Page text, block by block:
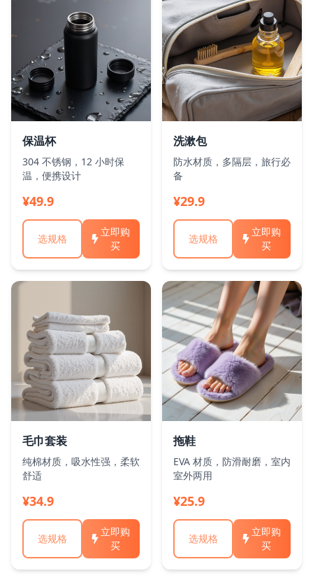
保温杯
304 不锈钢，12 小时保
温，便携设计
¥49.9
选规格
立即购
买
洗漱包
防水材质，多隔层，旅行必
备
¥29.9
选规格
立即购
买
毛巾套装
纯棉材质，吸水性强，柔软
舒适
¥34.9
选规格
立即购
买
拖鞋
EVA 材质，防滑耐磨，室内
室外两用
¥25.9
选规格
立即购
买